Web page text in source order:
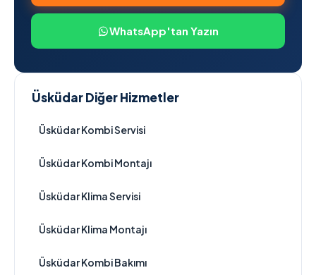
WhatsApp'tan Yazın
Üsküdar Diğer Hizmetler
Üsküdar Kombi Servisi
Üsküdar Kombi Montajı
Üsküdar Klima Servisi
Üsküdar Klima Montajı
Üsküdar Kombi Bakımı